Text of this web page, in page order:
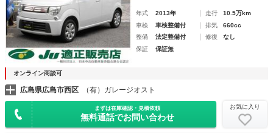
年式 2013年 走行
10.5万km
車検
車検整備付 排気
660cc
整備
法定整備付 修復
なし
保証
保証無
オンライン商談可
広島県広島市西区 （有）ガレージオスト
まずは在庫確認・見積依頼
無料通話でお問い合わせ
お気に入り